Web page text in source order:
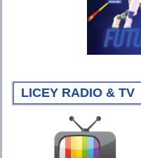
LICEY RADIO & TV